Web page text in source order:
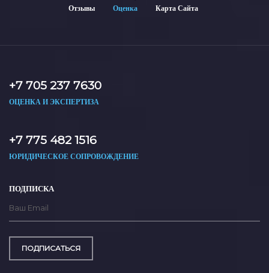
Отзывы
Оценка Карта Сайта
+7 705 237 7630
ОЦЕНКА И ЭКСПЕРТИЗА
+7 775 482 1516
ЮРИДИЧЕСКОЕ СОПРОВОЖДЕНИЕ
ПОДПИСКА
ПОДПИСАТЬСЯ